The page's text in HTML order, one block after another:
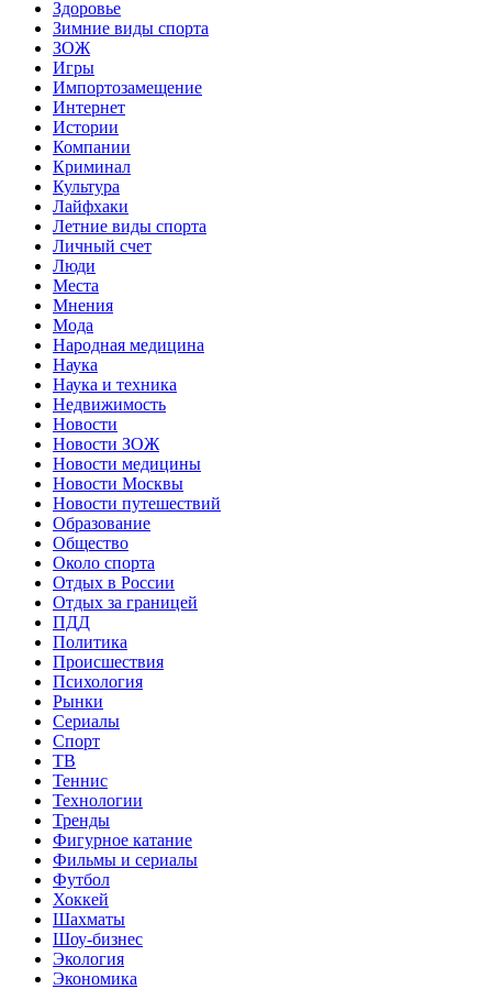
Здоровье
Зимние виды спорта
ЗОЖ
Игры
Импортозамещение
Интернет
Истории
Компании
Криминал
Культура
Лайфхаки
Летние виды спорта
Личный счет
Люди
Места
Мнения
Мода
Народная медицина
Наука
Наука и техника
Недвижимость
Новости
Новости ЗОЖ
Новости медицины
Новости Москвы
Новости путешествий
Образование
Общество
Около спорта
Отдых в России
Отдых за границей
ПДД
Политика
Происшествия
Психология
Рынки
Сериалы
Спорт
ТВ
Теннис
Технологии
Тренды
Фигурное катание
Фильмы и сериалы
Футбол
Хоккей
Шахматы
Шоу-бизнес
Экология
Экономика